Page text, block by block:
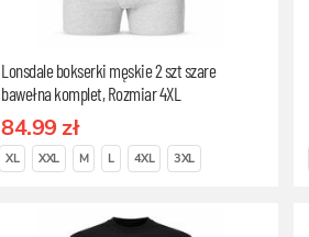
Lonsdale bokserki męskie 2 szt szare
bawełna komplet, Rozmiar 4XL
84.99 zł
XL XXL M L 4XL 3XL